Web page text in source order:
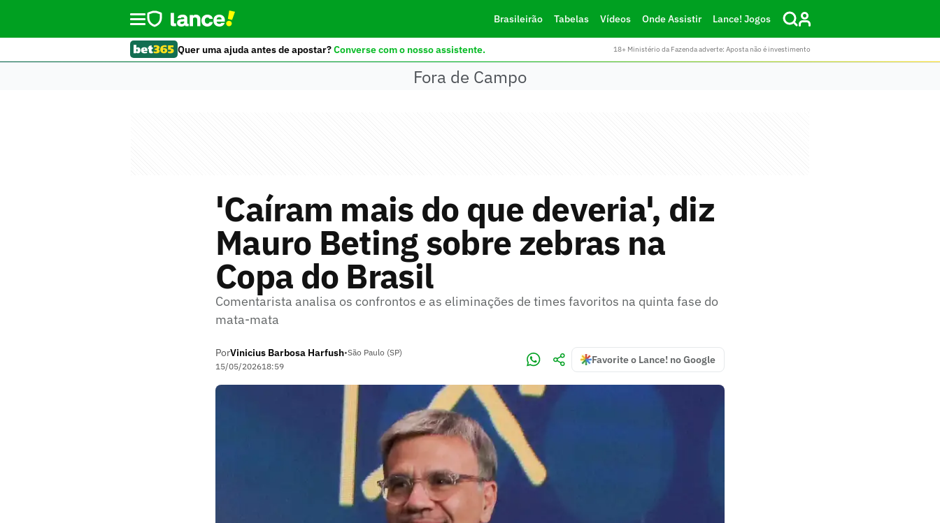
Brasileirão Tabelas Vídeos Onde Assistir Lance! Jogos
Quer uma ajuda antes de apostar?Converse com o nosso assistente. 18+ Ministério da Fazenda adverte: Aposta não é investimento
Fora de Campo
'Caíram mais do que deveria', diz
Mauro Beting sobre zebras na
Copa do Brasil
Comentarista analisa os confrontos e as eliminações de times favoritos na quinta fase do
mata-mata
PorVinicius Barbosa Harfush•São Paulo (SP)
15/05/202618:59
Favorite o Lance! no Google